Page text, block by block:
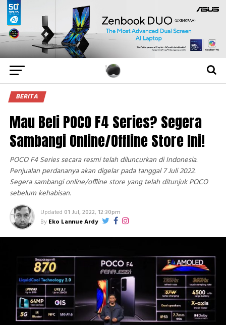
BERITA
Mau Beli POCO F4 Series? Segera
Sambangi Online/Offline Store Ini!
POCO F4 Series secara resmi telah diluncurkan di Indonesia.
Penjualan perdananya akan digelar pada tanggal 7 Juli 2022.
Segera sambangi online/offline store yang telah ditunjuk POCO
sebelum kehabisan.
Updated 01 Jul, 2022, 12:30pm
By Eko Lannue Ardy